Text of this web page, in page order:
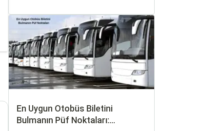
En Uygun Otobüs Biletini
Bulmanın Püf Noktaları: